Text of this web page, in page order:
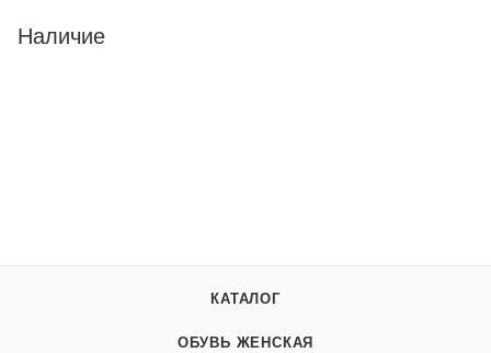
Наличие
КАТАЛОГ
ОБУВЬ ЖЕНСКАЯ